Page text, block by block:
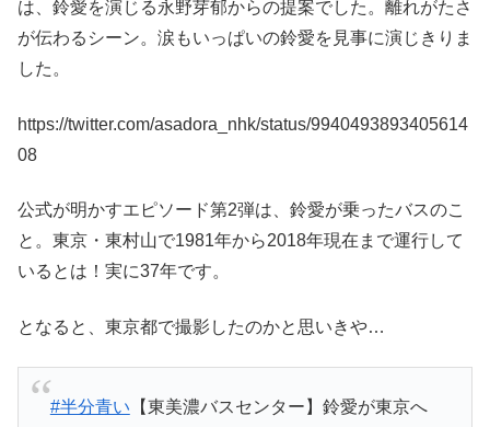
は、鈴愛を演じる永野芽郁からの提案でした。離れがたさ
が伝わるシーン。涙もいっぱいの鈴愛を見事に演じきりま
した。
https://twitter.com/asadora_nhk/status/9940493893405614
08
公式が明かすエピソード第2弾は、鈴愛が乗ったバスのこ
と。東京・東村山で1981年から2018年現在まで運行して
いるとは！実に37年です。
となると、東京都で撮影したのかと思いきや…
#半分青い 【東美濃バスセンター】鈴愛が東京へ